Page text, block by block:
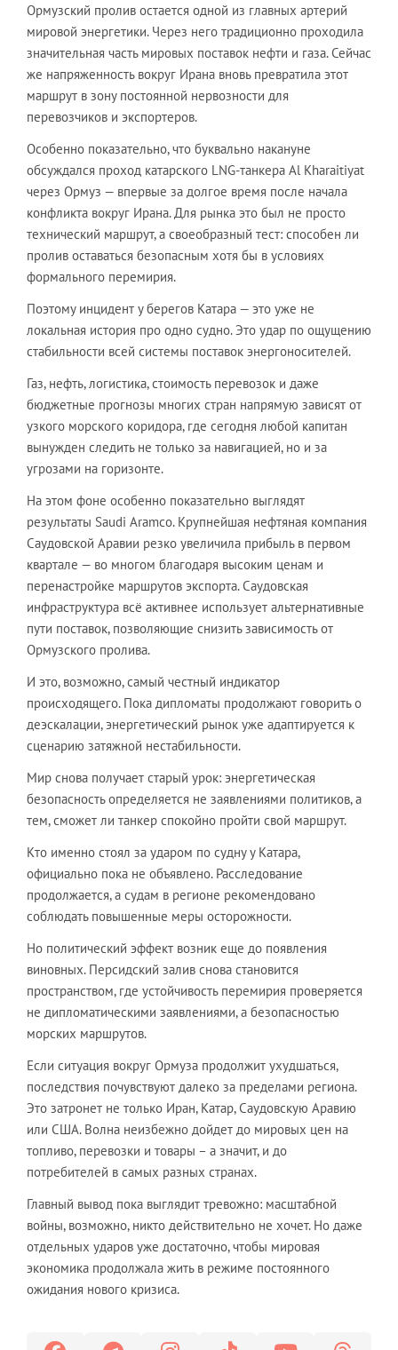
Ормузский пролив остается одной из главных артерий
мировой энергетики. Через него традиционно проходила
значительная часть мировых поставок нефти и газа. Сейчас
же напряженность вокруг Ирана вновь превратила этот
маршрут в зону постоянной нервозности для
перевозчиков и экспортеров.
Особенно показательно, что буквально накануне
обсуждался проход катарского LNG-танкера Al Kharaitiyat
через Ормуз — впервые за долгое время после начала
конфликта вокруг Ирана. Для рынка это был не просто
технический маршрут, а своеобразный тест: способен ли
пролив оставаться безопасным хотя бы в условиях
формального перемирия.
Поэтому инцидент у берегов Катара — это уже не
локальная история про одно судно. Это удар по ощущению
стабильности всей системы поставок энергоносителей.
Газ, нефть, логистика, стоимость перевозок и даже
бюджетные прогнозы многих стран напрямую зависят от
узкого морского коридора, где сегодня любой капитан
вынужден следить не только за навигацией, но и за
угрозами на горизонте.
На этом фоне особенно показательно выглядят
результаты Saudi Aramco. Крупнейшая нефтяная компания
Саудовской Аравии резко увеличила прибыль в первом
квартале — во многом благодаря высоким ценам и
перенастройке маршрутов экспорта. Саудовская
инфраструктура всё активнее использует альтернативные
пути поставок, позволяющие снизить зависимость от
Ормузского пролива.
И это, возможно, самый честный индикатор
происходящего. Пока дипломаты продолжают говорить о
деэскалации, энергетический рынок уже адаптируется к
сценарию затяжной нестабильности.
Мир снова получает старый урок: энергетическая
безопасность определяется не заявлениями политиков, а
тем, сможет ли танкер спокойно пройти свой маршрут.
Кто именно стоял за ударом по судну у Катара,
официально пока не объявлено. Расследование
продолжается, а судам в регионе рекомендовано
соблюдать повышенные меры осторожности.
Но политический эффект возник еще до появления
виновных. Персидский залив снова становится
пространством, где устойчивость перемирия проверяется
не дипломатическими заявлениями, а безопасностью
морских маршрутов.
Если ситуация вокруг Ормуза продолжит ухудшаться,
последствия почувствуют далеко за пределами региона.
Это затронет не только Иран, Катар, Саудовскую Аравию
или США. Волна неизбежно дойдет до мировых цен на
топливо, перевозки и товары – а значит, и до
потребителей в самых разных странах.
Главный вывод пока выглядит тревожно: масштабной
войны, возможно, никто действительно не хочет. Но даже
отдельных ударов уже достаточно, чтобы мировая
экономика продолжала жить в режиме постоянного
ожидания нового кризиса.